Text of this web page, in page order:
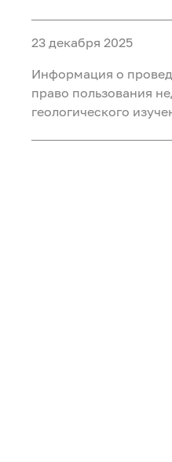
23 декабря 2025
Информация о
право пользования
геологического